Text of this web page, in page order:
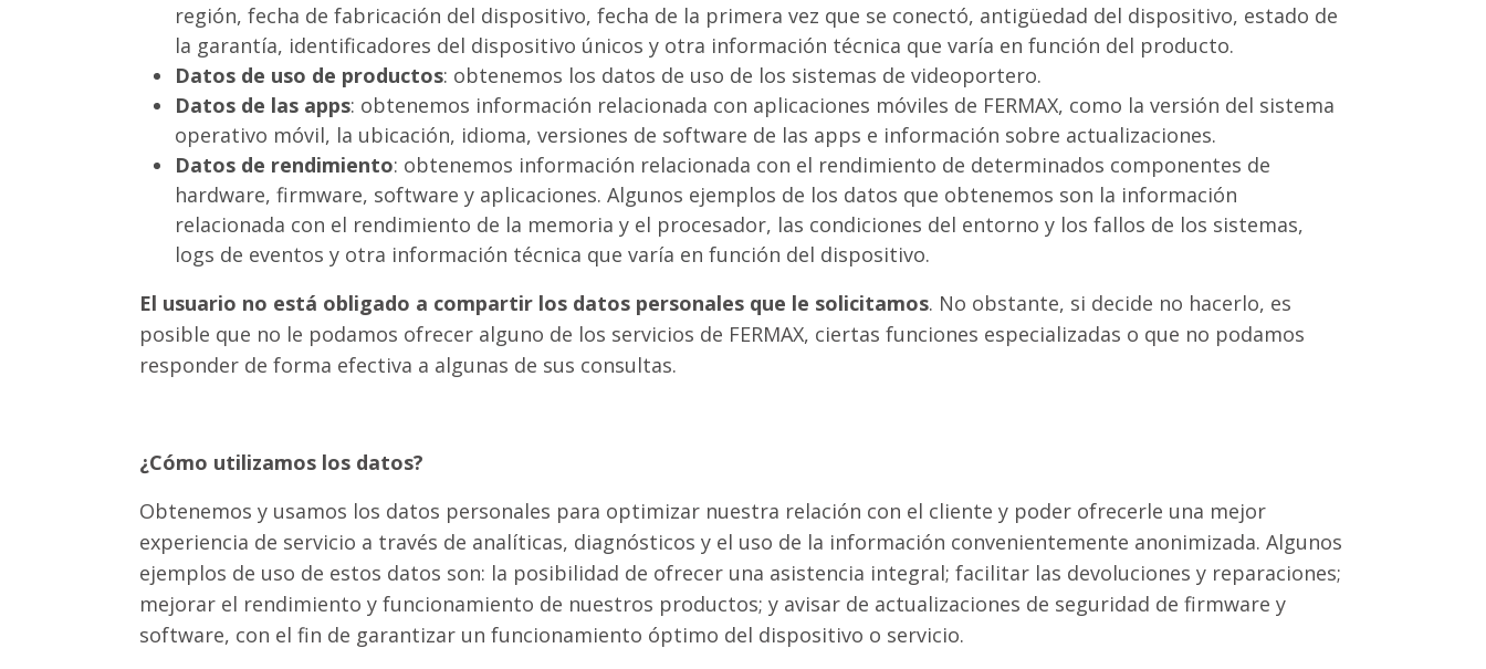
región, fecha de fabricación del dispositivo, fecha de la primera vez que se conectó, antigüedad del dispositivo, estado de
la garantía, identificadores del dispositivo únicos y otra información técnica que varía en función del producto.
Datos de uso de productos: obtenemos los datos de uso de los sistemas de videoportero.
Datos de las apps: obtenemos información relacionada con aplicaciones móviles de FERMAX, como la versión del sistema
operativo móvil, la ubicación, idioma, versiones de software de las apps e información sobre actualizaciones.
Datos de rendimiento: obtenemos información relacionada con el rendimiento de determinados componentes de
hardware, firmware, software y aplicaciones. Algunos ejemplos de los datos que obtenemos son la información
relacionada con el rendimiento de la memoria y el procesador, las condiciones del entorno y los fallos de los sistemas,
logs de eventos y otra información técnica que varía en función del dispositivo.
El usuario no está obligado a compartir los datos personales que le solicitamos. No obstante, si decide no hacerlo, es
posible que no le podamos ofrecer alguno de los servicios de FERMAX, ciertas funciones especializadas o que no podamos
responder de forma efectiva a algunas de sus consultas.
¿Cómo utilizamos los datos?
Obtenemos y usamos los datos personales para optimizar nuestra relación con el cliente y poder ofrecerle una mejor
experiencia de servicio a través de analíticas, diagnósticos y el uso de la información convenientemente anonimizada. Algunos
ejemplos de uso de estos datos son: la posibilidad de ofrecer una asistencia integral; facilitar las devoluciones y reparaciones;
mejorar el rendimiento y funcionamiento de nuestros productos; y avisar de actualizaciones de seguridad de firmware y
software, con el fin de garantizar un funcionamiento óptimo del dispositivo o servicio.